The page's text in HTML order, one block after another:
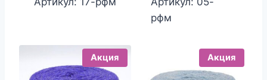
рфм
Акция Акция